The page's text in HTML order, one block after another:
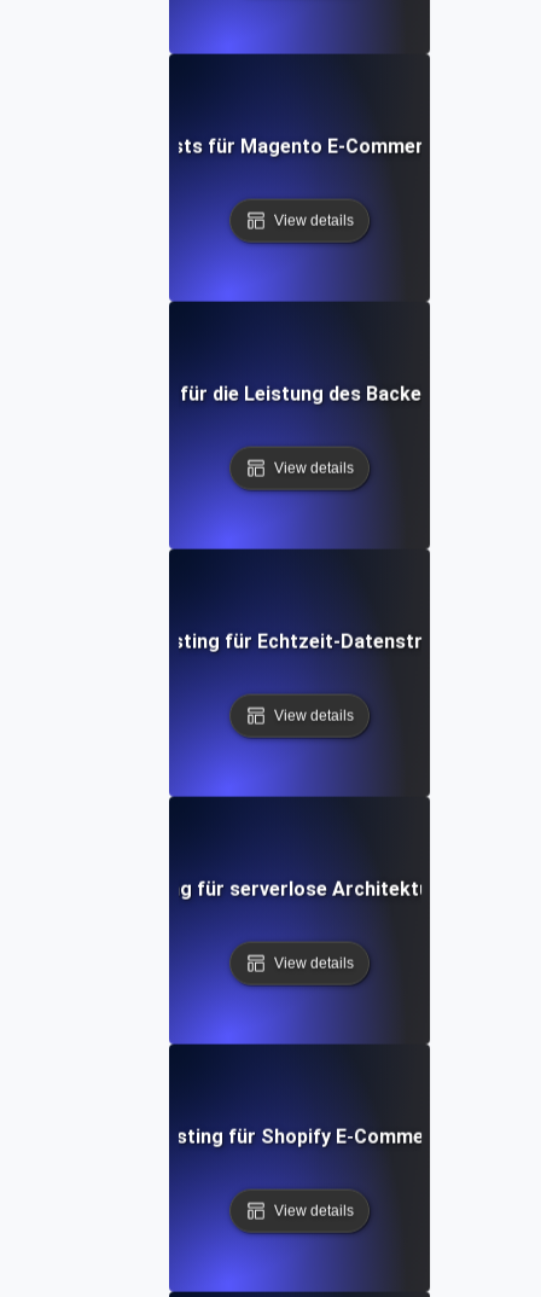
Leistungstests für Magento E-Commerce-Websites
View details
Testing für die Leistung des Backends einer
View details
Performance Testing für Echtzeit-
View details
Testing für serverlose Architekturen in AWS
View details
Performance Testing für Shopify E-Commerce
View details